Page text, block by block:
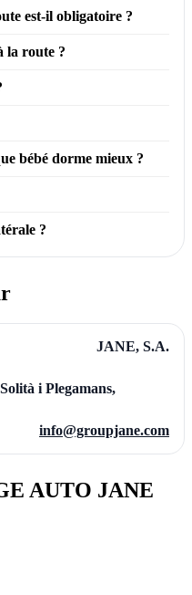
est-il obligatoire ?
la route ?
bébé dorme mieux ?
?
JANE, S.A.
i Plegamans,
info@groupjane.com
AUTO JANE